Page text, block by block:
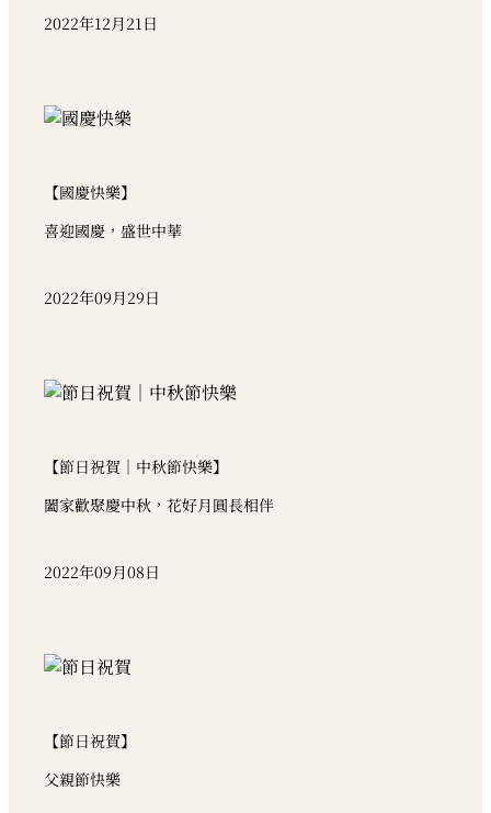
2022年12月21日
【國慶快樂】
喜迎國慶，盛世中華
2022年09月29日
【節日祝賀｜中秋節快樂】
闔家歡聚慶中秋，花好月圓長相伴
2022年09月08日
【節日祝賀】
父親節快樂